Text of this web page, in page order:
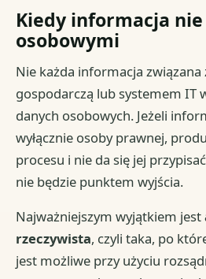
Kiedy informacja
osobowymi
Nie każda informacja związana
gospodarczą lub systemem IT
danych osobowych. Jeżeli
wyłącznie osoby prawnej,
procesu i nie da się jej
nie będzie punktem wyjścia.
Najważniejszym wyjątkiem jest
rzeczywista, czyli taka, po
jest możliwe przy użyciu